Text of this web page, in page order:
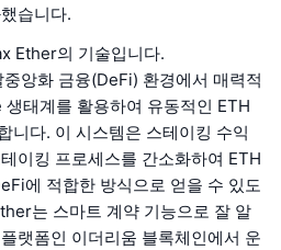
습니다.
Ether의 기술입니다.
앙화 금융(DeFi) 환경에서 매력적
태계를 활용하여 유동적인 ETH
니다. 이 시스템은 스테이킹 수익
이킹 프로세스를 간소화하여 ETH
에 적합한 방식으로 얻을 수 있도
는 스마트 계약 기능으로 잘 알
랫폼인 이더리움 블록체인에서 운